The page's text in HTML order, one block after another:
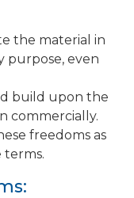
the material in
purpose, even
build upon the
commercially.
freedoms as
terms.